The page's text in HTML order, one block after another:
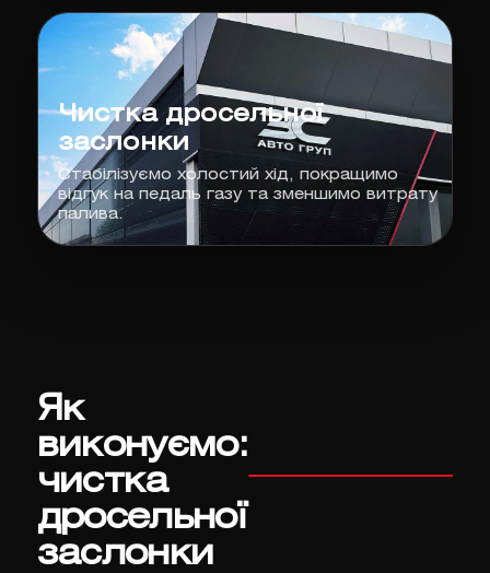
Чистка дросельної
заслонки
Стабілізуємо холостий хід, покращимо
відгук на педаль газу та зменшимо витрату
палива.
Як
виконуємо:
чистка
дросельної
заслонки